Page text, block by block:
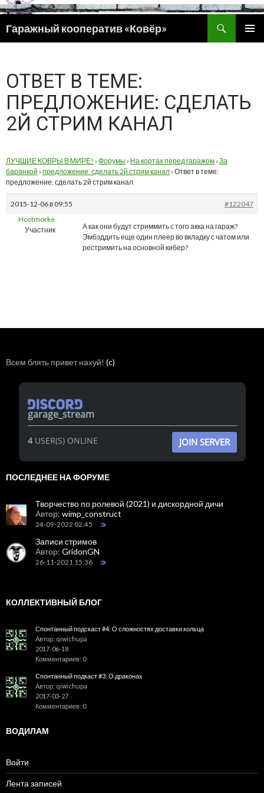
Гаражный кооператив «Ковёр»
ПЕРЕЙТИ
ОТВЕТ В ТЕМЕ:
ПРЕДЛОЖЕНИЕ: СДЕЛАТЬ
2Й СТРИМ КАНАЛ
ЛУЧШИЕ КОВРЫ В МИРЕ! › Форумы › На кортах перед гаражом › За
баранкой › предложение: сделать 2й стрим канал › Ответ в теме:
предложение: сделать 2й стрим канал
2015-12-06 в 09:55
#122047
Hostmorke
Участник
А как они будут стриммить с того акка на гараж?
Эмбэддить еще один плеер во вкладку с чатом или
рестримить на основной кибер?
Всем блять привет нахуй! (c)
garage_stream
4USER(S) ONLINE JOIN SERVER
ПОСЛЕДНЕЕ НА ФОРУМЕ
Творчество по ролевой (2021) и дискордной дичи
Автор: wimp_construct
24-09-2022 02:45
Записи стримов
Автор: GridonGN
26-11-2021 15:36
КОЛЛЕКТИВНЫЙ БЛОГ
Спонтанный подскаст #4: О сложностях доставки кольца
Автор: qiwichupa
2017-06-18
Комментариев: 0
Спонтанный подкаст #3: О драконах
Автор: qiwichupa
2017-03-27
Комментариев: 0
ВОДИЛАМ
Войти
Лента записей